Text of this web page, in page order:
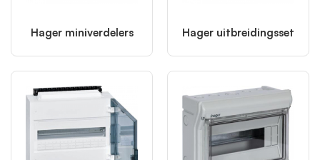
Hager miniverdelers Hager uitbreidingsset